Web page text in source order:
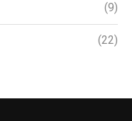
(9)
(22)